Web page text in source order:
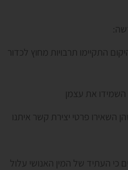
התקיימו תרבויות מחוץ לכדור
כי העתיד של המין האנושי עלול